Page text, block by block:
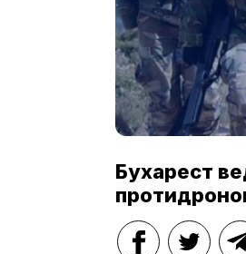
Бухарест